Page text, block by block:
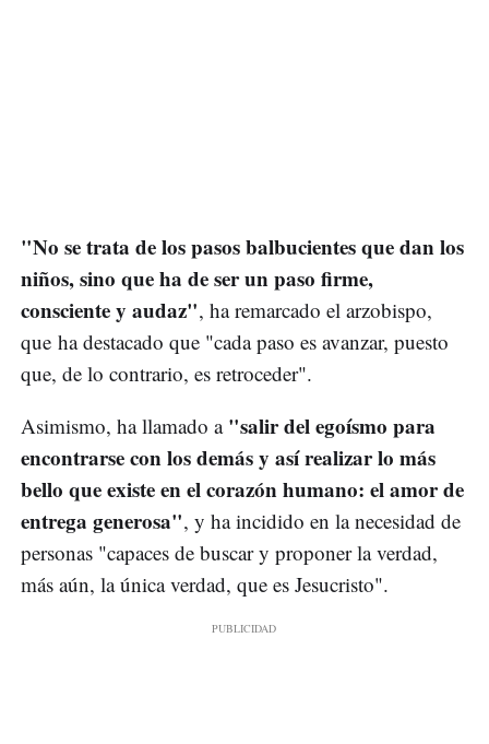
"No se trata de los pasos balbucientes que dan los
niños, sino que ha de ser un paso firme,
consciente y audaz", ha remarcado el arzobispo,
que ha destacado que "cada paso es avanzar, puesto
que, de lo contrario, es retroceder".
Asimismo, ha llamado a "salir del egoísmo para
encontrarse con los demás y así realizar lo más
bello que existe en el corazón humano: el amor de
entrega generosa", y ha incidido en la necesidad de
personas "capaces de buscar y proponer la verdad,
más aún, la única verdad, que es Jesucristo".